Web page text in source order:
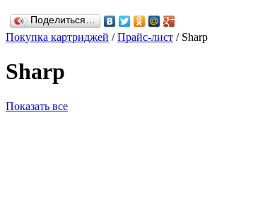
Поделиться…
Покупка картриджей /Прайс-лист / Sharp
Sharp
Показать все